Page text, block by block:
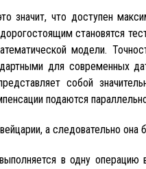
значит, что доступен
становятся
модели.
для современных
собой
подаются
а следовательно
в одну